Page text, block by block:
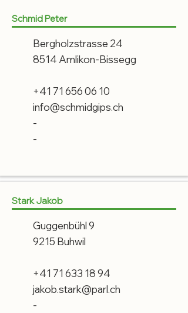
Schmid Peter
Bergholzstrasse 24
8514 Amlikon-Bissegg
+41 71 656 06 10
info@schmidgips.ch
-
-
Stark Jakob
Guggenbühl 9
9215 Buhwil
+41 71 633 18 94
jakob.stark@parl.ch
-